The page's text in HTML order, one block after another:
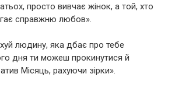
просто вивчає жінок, а той, хто
справжню любов».
людину, яка дбає про тебе
дня ти можеш прокинутися й
Місяць, рахуючи зірки».